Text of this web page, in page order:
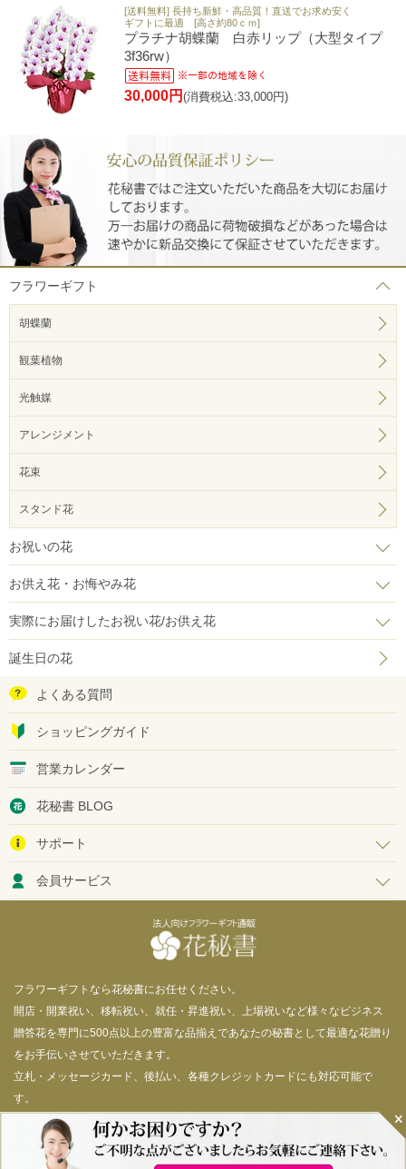
[送料無料] 長持ち新鮮・高品質！直送でお求め安く
ギフトに最適 [高さ約80ｃｍ]
プラチナ胡蝶蘭 白赤リップ（大型タイプ
3f36rw）
30,000円 (消費税込:33,000円)
フラワーギフト
胡蝶蘭
観葉植物
光触媒
アレンジメント
花束
スタンド花
お祝いの花
お供え花・お悔やみ花
実際にお届けしたお祝い花/お供え花
誕生日の花
よくある質問
ショッピングガイド
営業カレンダー
花秘書 BLOG
サポート
会員サービス
フラワーギフトなら花秘書にお任せください。
開店・開業祝い、移転祝い、就任・昇進祝い、上場祝いなど様々なビジネス
贈答花を専門に500点以上の豊富な品揃えであなたの秘書として最適な花贈り
をお手伝いさせていただきます。
立札・メッセージカード、後払い、各種クレジットカードにも対応可能で
す。